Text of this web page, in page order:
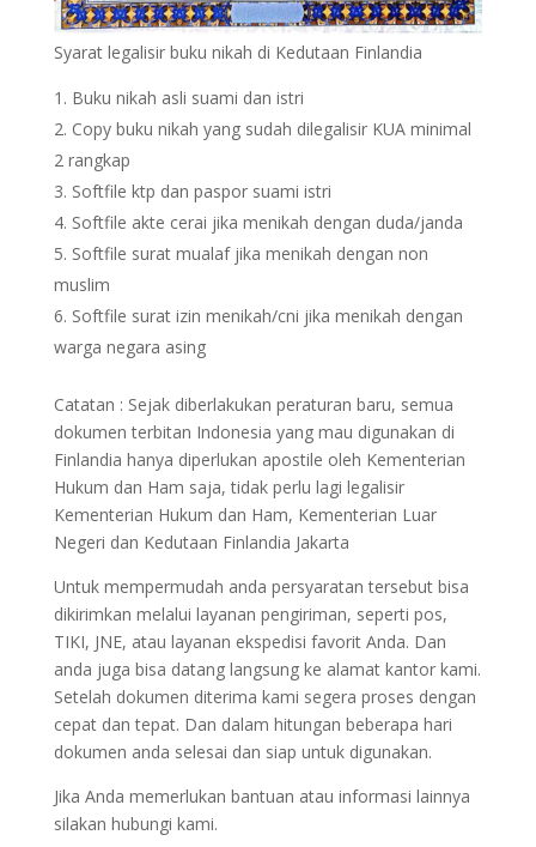
Syarat legalisir buku nikah di Kedutaan Finlandia
Buku nikah asli suami dan istri
Copy buku nikah yang sudah dilegalisir KUA minimal
2 rangkap
Softfile ktp dan paspor suami istri
Softfile akte cerai jika menikah dengan duda/janda
Softfile surat mualaf jika menikah dengan non
muslim
Softfile surat izin menikah/cni jika menikah dengan
warga negara asing
Catatan : Sejak diberlakukan peraturan baru, semua
dokumen terbitan Indonesia yang mau digunakan di
Finlandia hanya diperlukan apostile oleh Kementerian
Hukum dan Ham saja, tidak perlu lagi legalisir
Kementerian Hukum dan Ham, Kementerian Luar
Negeri dan Kedutaan Finlandia Jakarta
Untuk mempermudah anda persyaratan tersebut bisa
dikirimkan melalui layanan pengiriman, seperti pos,
TIKI, JNE, atau layanan ekspedisi favorit Anda. Dan
anda juga bisa datang langsung ke alamat kantor kami.
Setelah dokumen diterima kami segera proses dengan
cepat dan tepat. Dan dalam hitungan beberapa hari
dokumen anda selesai dan siap untuk digunakan.
Jika Anda memerlukan bantuan atau informasi lainnya
silakan hubungi kami.